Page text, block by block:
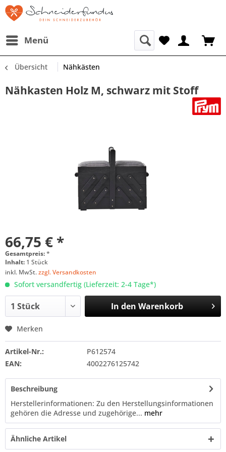
Menü
Übersicht Nähkästen
Nähkasten Holz M, schwarz mit Stoff
66,75 € *
Gesamtpreis:*
Inhalt: 1 Stück
inkl. MwSt.zzgl. Versandkosten
Sofort versandfertig (Lieferzeit: 2-4 Tage*)
In den Warenkorb
Merken
Artikel-Nr.:
P612574
EAN:
4002276125742
Beschreibung
Herstellerinformationen: Zu den Herstellungsinformationen
gehören die Adresse und zugehörige... mehr
Ähnliche Artikel